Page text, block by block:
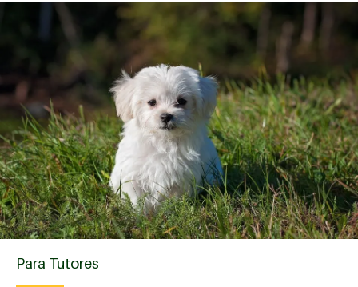
Para Tutores